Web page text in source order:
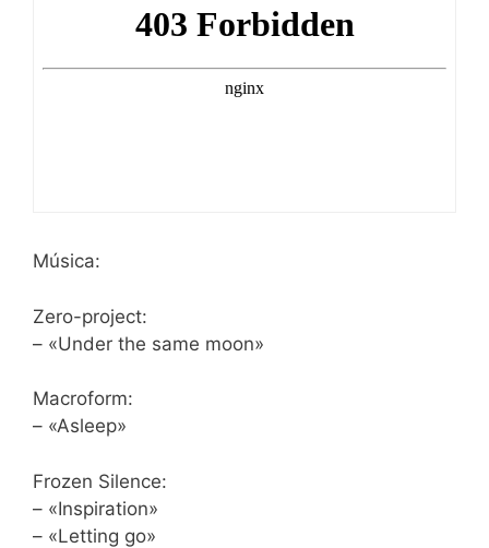
Música:
Zero-project:
– «Under the same moon»
Macroform:
– «Asleep»
Frozen Silence:
– «Inspiration»
– «Letting go»